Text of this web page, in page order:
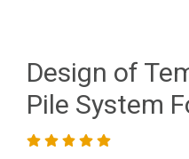
Design of
Pile System